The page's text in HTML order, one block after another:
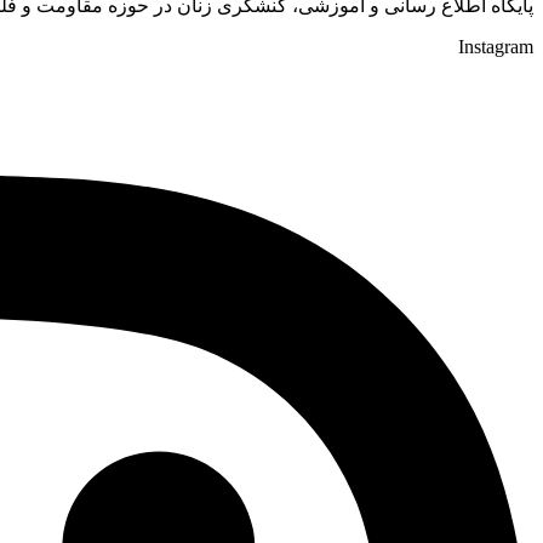
پایگاه اطلاع رسانی و آموزشی، کنشگری زنان در حوزه مقاومت و
Instagram